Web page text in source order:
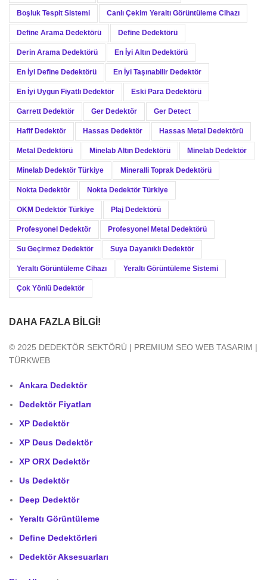
Boşluk Tespit Sistemi Canlı Çekim Yeraltı Görüntüleme Cihazı
Define Arama Dedektörü Define Dedektörü
Derin Arama Dedektörü En İyi Altın Dedektörü
En İyi Define Dedektörü En İyi Taşınabilir Dedektör
En İyi Uygun Fiyatlı Dedektör Eski Para Dedektörü
Garrett Dedektör Ger Dedektör Ger Detect
Hafif Dedektör Hassas Dedektör Hassas Metal Dedektörü
Metal Dedektörü Minelab Altın Dedektörü Minelab Dedektör
Minelab Dedektör Türkiye Mineralli Toprak Dedektörü
Nokta Dedektör Nokta Dedektör Türkiye
OKM Dedektör Türkiye Plaj Dedektörü
Profesyonel Dedektör Profesyonel Metal Dedektörü
Su Geçirmez Dedektör Suya Dayanıklı Dedektör
Yeraltı Görüntüleme Cihazı Yeraltı Görüntüleme Sistemi
Çok Yönlü Dedektör
DAHA FAZLA BILGI!
© 2025 DEDEKTÖR SEKTÖRÜ | PREMIUM SEO WEB TASARIM |
TÜRKWEB
Ankara Dedektör
Dedektör Fiyatları
XP Dedektör
XP Deus Dedektör
XP ORX Dedektör
Us Dedektör
Deep Dedektör
Yeraltı Görüntüleme
Define Dedektörleri
Dedektör Aksesuarları